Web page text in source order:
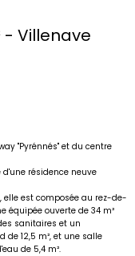
- Villenave
"Pyrénnés" et du centre
d'une résidence neuve
elle est composée au rez-de-
équipée ouverte de 34 m²
sanitaires et un
12,5 m², et une salle
de 5,4 m².